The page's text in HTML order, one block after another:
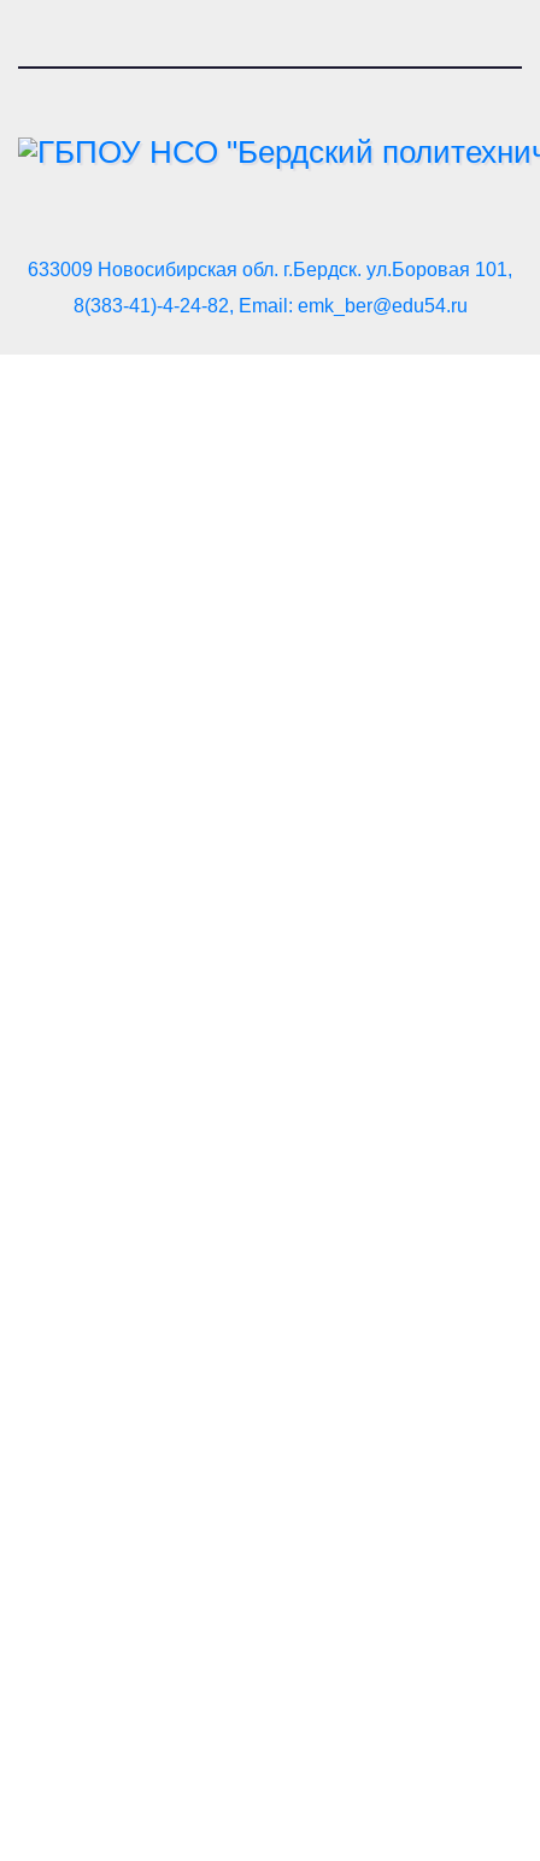
633009 Новосибирская обл. г.Бердск. ул.Боровая 101,
8(383-41)-4-24-82, Email: emk_ber@edu54.ru